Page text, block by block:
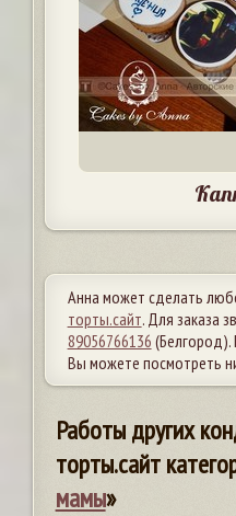
Анна может сделать
торты.сайт. Для заказа
89056766136
Вы можете посмотреть
Работы других
торты.сайт
мамы»